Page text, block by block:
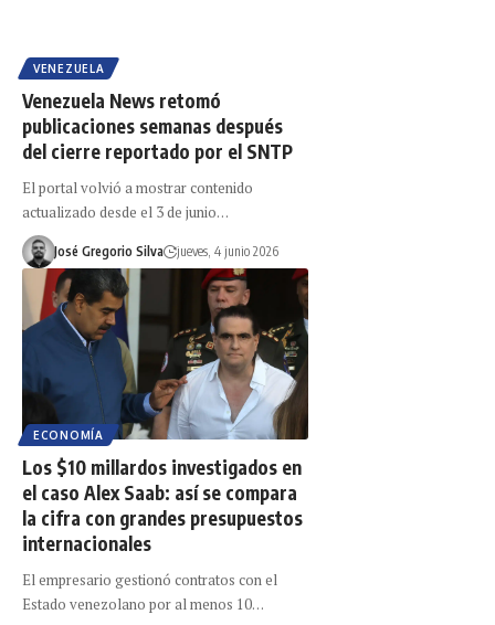
VENEZUELA
Venezuela News retomó
publicaciones semanas después
del cierre reportado por el SNTP
El portal volvió a mostrar contenido
actualizado desde el 3 de junio…
José Gregorio Silva jueves, 4 junio 2026
ECONOMÍA
Los $10 millardos investigados en
el caso Alex Saab: así se compara
la cifra con grandes presupuestos
internacionales
El empresario gestionó contratos con el
Estado venezolano por al menos 10…